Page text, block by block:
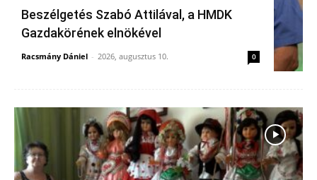
Beszélgetés Szabó Attilával, a HMDK
Gazdakörének elnökével
Racsmány Dániel - 2026, augusztus 10. 0